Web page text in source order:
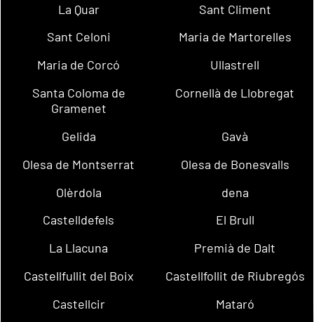
La Quar
Sant Climent
Sant Celoni
Maria de Martorelles
Maria de Corcó
Ullastrell
Santa Coloma de
Gramenet
Cornellà de Llobregat
Gelida
Gavà
Olesa de Montserrat
Olesa de Bonesvalls
Olèrdola
dena
Castelldefels
El Brull
La Llacuna
Premià de Dalt
Castellfullit del Boix
Castellfollit de Riubregós
Castellcir
Mataró